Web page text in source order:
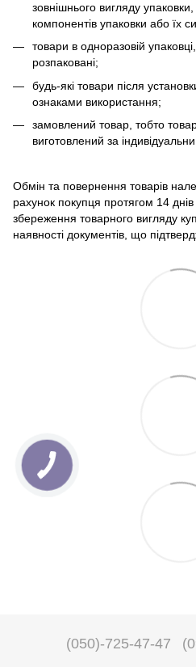
зовнішнього вигляду упаковки,
компонентів упаковки або їх
товари в одноразовій
розпаковані;
будь-які товари після
ознаками використання;
замовлений товар, тобто
виготовлений за
Обмін та повернення товарів
рахунок покупця протягом 14
збереження товарного вигляду
наявності документів, що
(050)-725-47-47